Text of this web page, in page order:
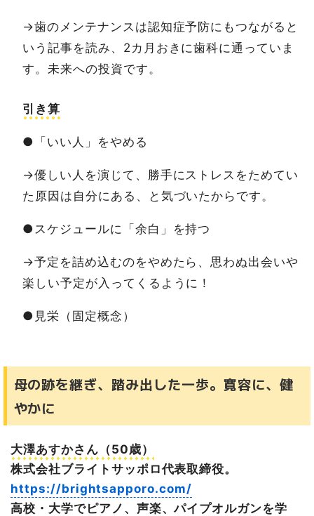
→歯のメンテナンスは認知症予防にもつながると
いう記事を読み、2カ月おきに歯科に通っていま
す。未来への投資です。
引き算
●「いい人」をやめる
→優しい人を演じて、勝手にストレスをためてい
た原因は自分にある、と気づいたからです。
●スケジュールに「余白」を持つ
→予定を詰め込むのをやめたら、思わぬ出会いや
楽しい予定が入ってくるように！
●見栄（固定概念）
母の跡を継ぎ、踏み出した一歩。寛容に、健
やかに
大澤あすかさん（50歳）
株式会社ブライトサッポロ代表取締役。
https://brightsapporo.com/
高校・大学でピアノ、声楽、パイプオルガンを学